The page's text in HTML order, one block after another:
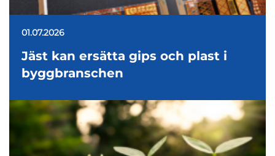
01.07.2026
Jäst kan ersätta gips och plast i
byggbranschen